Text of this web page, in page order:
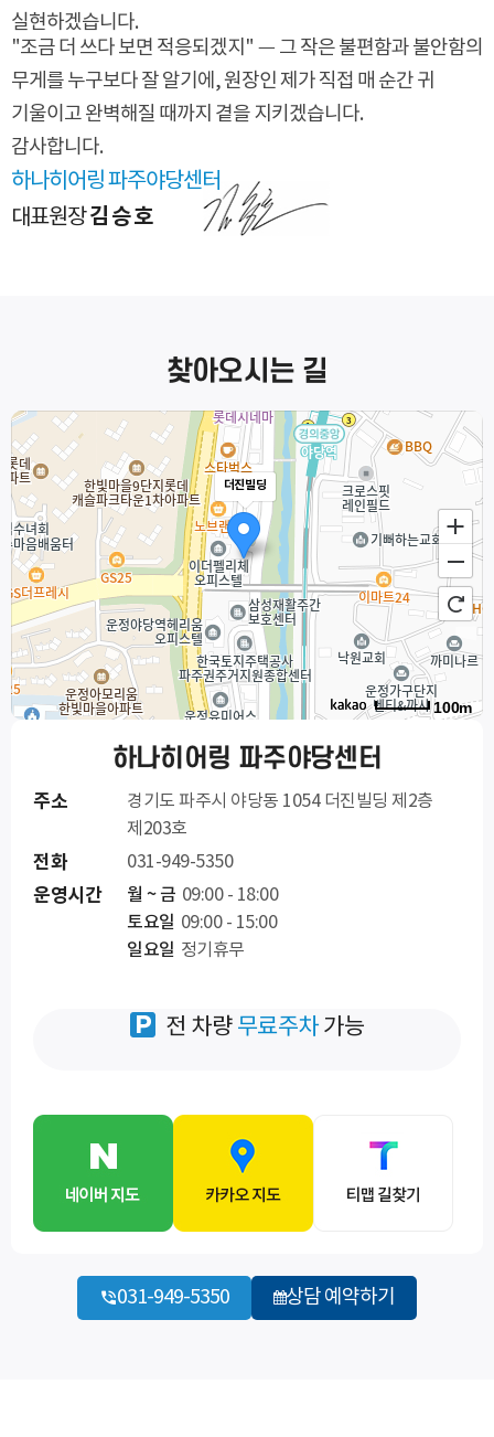
실현하겠습니다.
"조금 더 쓰다 보면 적응되겠지" — 그 작은 불편함과 불안함의
무게를 누구보다 잘 알기에,원장인 제가 직접 매 순간 귀
기울이고 완벽해질 때까지 곁을 지키겠습니다.
감사합니다.
하나히어링 파주야당센터
대표원장김승호
찾아오시는 길
더진빌딩
100m
하나히어링 파주야당센터
주소
경기도 파주시 야당동 1054 더진빌딩 제2층
제203호
전화 031-949-5350
운영시간 월 ~ 금 09:00 - 18:00
토요일 09:00 - 15:00
일요일 정기휴무
전 차량 무료주차가능
031-949-5350 상담 예약하기